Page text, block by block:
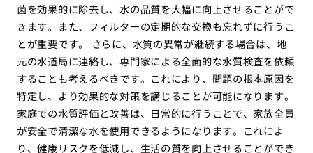
菌を効果的に除去し、水の品質を大幅に向上させることがで
きます。また、フィルターの定期的な交換も忘れずに行うこ
とが重要です。 さらに、水質の異常が継続する場合は、地
元の水道局に連絡し、専門家による全面的な水質検査を依頼
することも考えるべきです。これにより、問題の根本原因を
特定し、より効果的な対策を講じることが可能になります。
家庭での水質評価と改善は、日常的に行うことで、家族全員
が安全で清潔な水を使用できるようになります。これによ
り、健康リスクを低減し、生活の質を向上させることができ